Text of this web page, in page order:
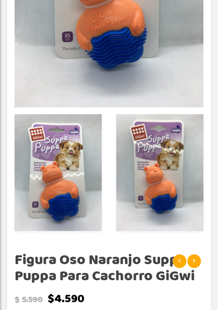
Figura Oso Naranjo Suppa
Puppa Para Cachorro GiGwi
$5.590 $4.590